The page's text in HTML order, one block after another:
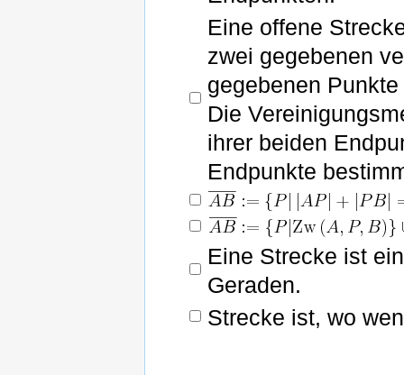
Eine offene
zwei gegebenen
gegebenen
Die
ihrer beiden
Endpunkte
Eine Strecke ist
Geraden.
Strecke ist, wo